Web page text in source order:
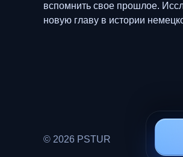
вспомнить свое прошлое.
новую главу в истории
© 2026 PSTUR